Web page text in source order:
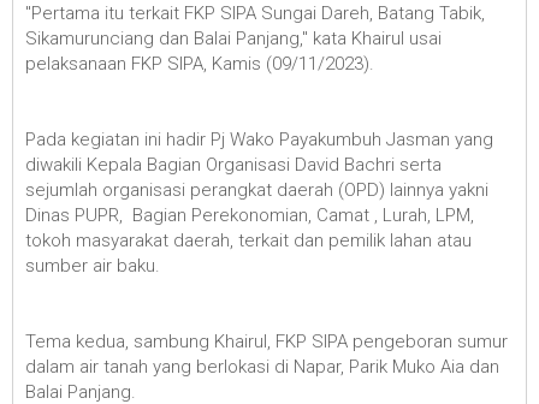
"Pertama itu terkait FKP SIPA Sungai Dareh, Batang Tabik,
Sikamurunciang dan Balai Panjang," kata Khairul usai
pelaksanaan FKP SIPA, Kamis (09/11/2023).
Pada kegiatan ini hadir Pj Wako Payakumbuh Jasman yang
diwakili Kepala Bagian Organisasi David Bachri serta
sejumlah organisasi perangkat daerah (OPD) lainnya yakni
Dinas PUPR, Bagian Perekonomian, Camat , Lurah, LPM,
tokoh masyarakat daerah, terkait dan pemilik lahan atau
sumber air baku.
Tema kedua, sambung Khairul, FKP SIPA pengeboran sumur
dalam air tanah yang berlokasi di Napar, Parik Muko Aia dan
Balai Panjang.